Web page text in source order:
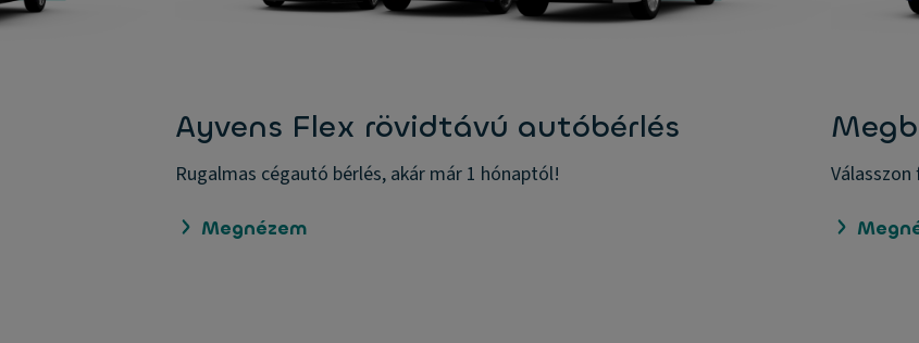
Ayvens Flex rövidtávú autóbérlés
Rugalmas cégautó bérlés, akár már 1 hónaptól!
Megnézem